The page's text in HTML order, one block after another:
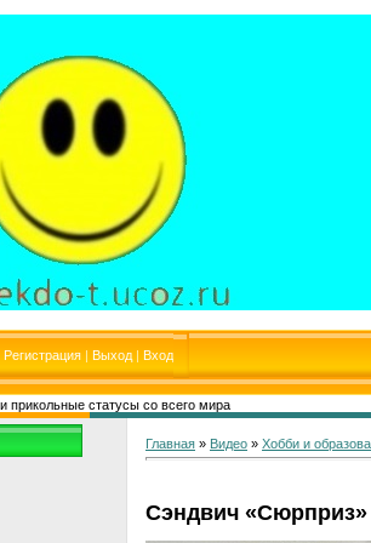
Регистрация | Выход | Вход
статусы со всего мира
Главная » Видео » Хобби и
Сэндвич «Сюрприз»